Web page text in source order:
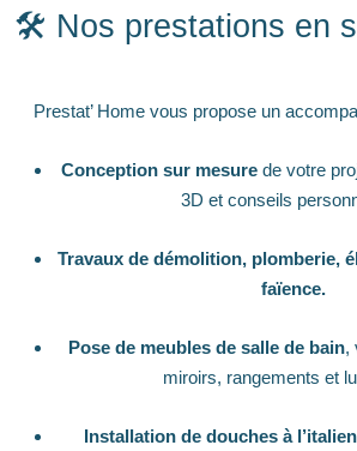
🛠 Nos prestations en
Prestat’ Home vous propose un
Conception sur mesurede votre
3D et conseils
Travaux de démolition, plomberie,
faïence.
Pose de meubles de salle de bain,
miroirs, rangements et
Installation de douches à